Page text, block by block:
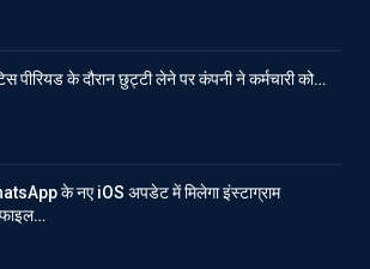
पीरियड के दौरान छुट्टी लेने पर कंपनी ने कर्मचारी को…
के नए iOS अपडेट में मिलेगा इंस्टाग्राम